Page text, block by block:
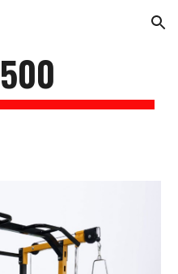
Skip to navigation
500